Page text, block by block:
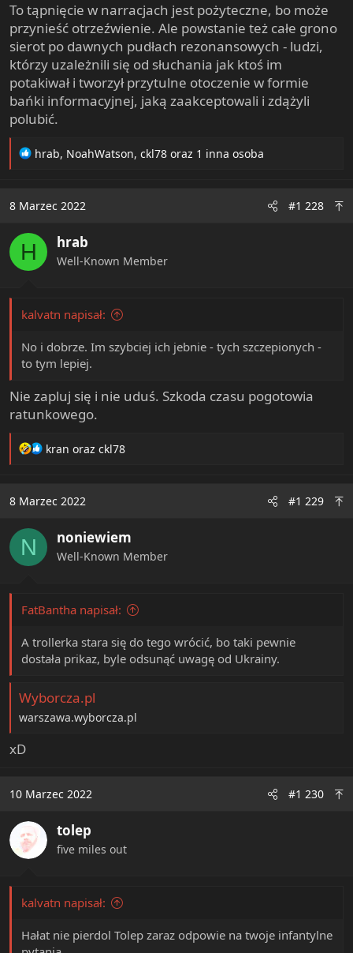
To tąpnięcie w narracjach jest pożyteczne, bo może
przynieść otrzeźwienie. Ale powstanie też całe grono
sierot po dawnych pudłach rezonansowych - ludzi,
którzy uzależnili się od słuchania jak ktoś im
potakiwał i tworzył przytulne otoczenie w formie
bańki informacyjnej, jaką zaakceptowali i zdążyli
polubić.
R
t
o
n
s
hrab, NoahWatson, ckl78 oraz 1 inna osoba
8 Marzec 2022 #1 228
H hrab
Well-Known Member
kalvatn napisał:
No i dobrze. Im szybciej ich jebnie - tych szczepionych -
to tym lepiej.
Nie zapluj się i nie uduś. Szkoda czasu pogotowia
ratunkowego.
R
t
o
n
kran oraz ckl78
8 Marzec 2022 #1 229
N noniewiem
Well-Known Member
FatBantha napisał:
A trollerka stara się do tego wrócić, bo taki pewnie
dostała prikaz, byle odsunąć uwagę od Ukrainy.
Wyborcza.pl
warszawa.wyborcza.pl
xD
10 Marzec 2022 #1 230
tolep
five miles out
kalvatn napisał:
Hałat nie pierdol Tolep zaraz odpowie na twoje infantylne